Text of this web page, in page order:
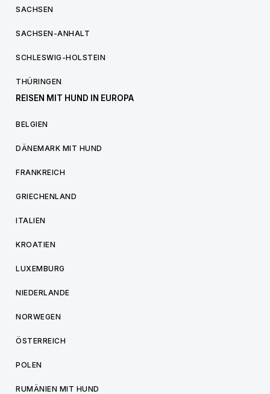
SACHSEN
SACHSEN-ANHALT
SCHLESWIG-HOLSTEIN
THÜRINGEN
REISEN MIT HUND IN EUROPA
BELGIEN
DÄNEMARK MIT HUND
FRANKREICH
GRIECHENLAND
ITALIEN
KROATIEN
LUXEMBURG
NIEDERLANDE
NORWEGEN
ÖSTERREICH
POLEN
RUMÄNIEN MIT HUND